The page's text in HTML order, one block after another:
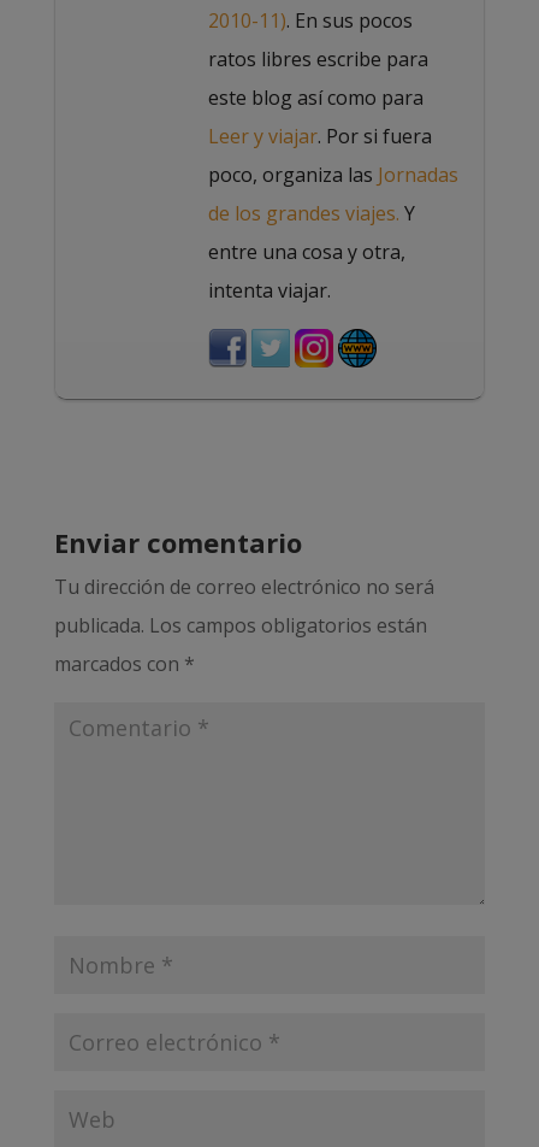
2010-11). En sus pocos
ratos libres escribe para
este blog así como para
Leer y viajar. Por si fuera
poco, organiza las Jornadas
de los grandes viajes. Y
entre una cosa y otra,
intenta viajar.
Enviar comentario
Tu dirección de correo electrónico no será
publicada. Los campos obligatorios están
marcados con *